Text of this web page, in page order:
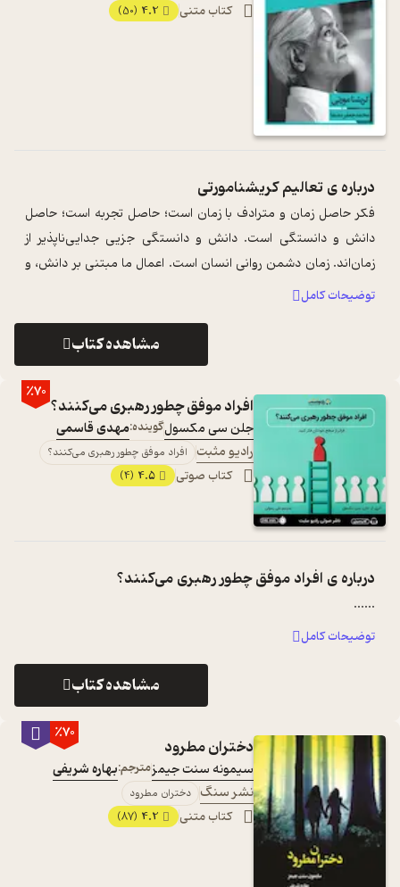
کتاب متنی 4.2
(50)
درباره یتعالیم کریشنامورتی
فکر حاصل زمان و مترادف با زمان است؛ حاصل تجربه است؛ حاصل
دانش و دانستگی است. دانش و دانستگی جزیی جدایی‌ناپذیر از
زمان‌اند. زمان دشمن روانی انسان است. اعمال ما مبتنی بر دانش، و
بنابراین مبتنی بر زمان ا ...
توضیحات کامل
مشاهده کتاب
٪70
افراد موفق چطور رهبری می‌کنند؟
جلن سی مکسولگوینده:مهدی قاسمی
رادیو مثبت
افراد موفق چطور رهبری می‌کنند؟
کتاب صوتی 4.5
(4)
درباره ی افراد موفق چطور رهبری می‌کنند؟
...
...
توضیحات کامل
مشاهده کتاب
٪70
دختران مطرود
سیمونه سنت جیمزمترجم:بهاره شریفی
نشر سنگ دختران مطرود
کتاب متنی 4.2
(87)